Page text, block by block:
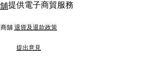
提供電子商貿服務
商舖 退貨及退款政策
提出意見